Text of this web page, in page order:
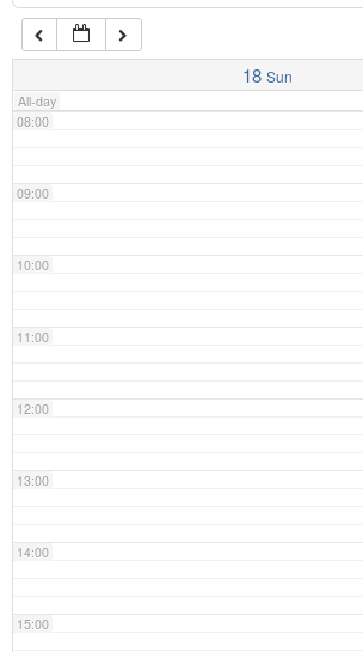
18 Sun
All-day
07:00
08:00
09:00
10:00
11:00
12:00
13:00
14:00
15:00